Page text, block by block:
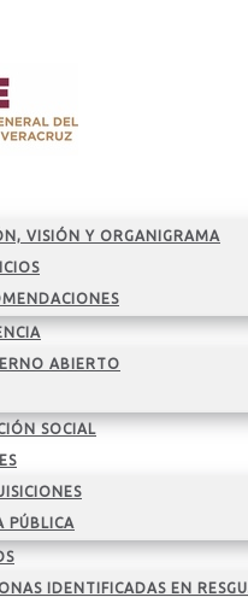
VISIÓN Y ORGANIGRAMA
ABIERTO
SOCIAL
PÚBLICA
IDENTIFICADAS EN